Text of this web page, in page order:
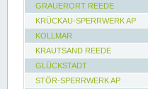
GRAUERORT REEDE
KRÜCKAU-SPERRWERK AP
KOLLMAR
KRAUTSAND REEDE
GLÜCKSTADT
STÖR-SPERRWERK AP